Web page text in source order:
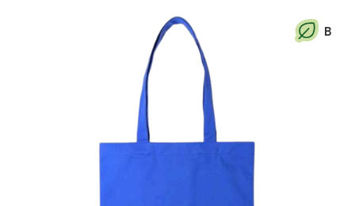
B